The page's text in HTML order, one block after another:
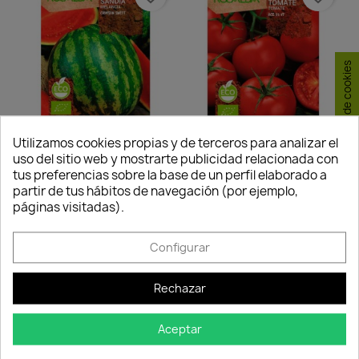
Semillas Ecológicas
Sandía...
2,25 €
Semillas Ecológicas
Tomate...
2,25 €
favorite_border
Quedan:
-35% favorite_border
Utilizamos cookies propias y de terceros para analizar el
uso del sitio web y mostrarte publicidad relacionada con
tus preferencias sobre la base de un perfil elaborado a
partir de tus hábitos de navegación (por ejemplo,
páginas visitadas).
Configurar
Rechazar
Aceptar
Consentimiento de cookies